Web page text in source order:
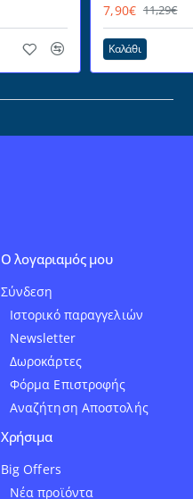
επιτραπέζια
για επιτοίχια
7,90€ 11,29€
Καλάθι
Ο λογαριαμός μου
Σύνδεση
Ιστορικό παραγγελιών
Newsletter
Δωροκάρτες
Φόρμα Επιστροφής
Αναζήτηση Αποστολής
Χρήσιμα
Big Offers
Νέα προϊόντα